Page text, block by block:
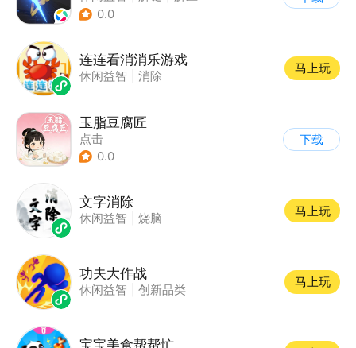
0.0
连连看消消乐游戏
休闲益智 消除
马上玩
玉脂豆腐匠
点击
0.0
下载
文字消除
休闲益智 烧脑
马上玩
功夫大作战
休闲益智 创新品类
马上玩
宝宝美食帮帮忙